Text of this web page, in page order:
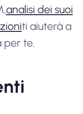
analisi dei suoi
ti aiuterà a
per te.